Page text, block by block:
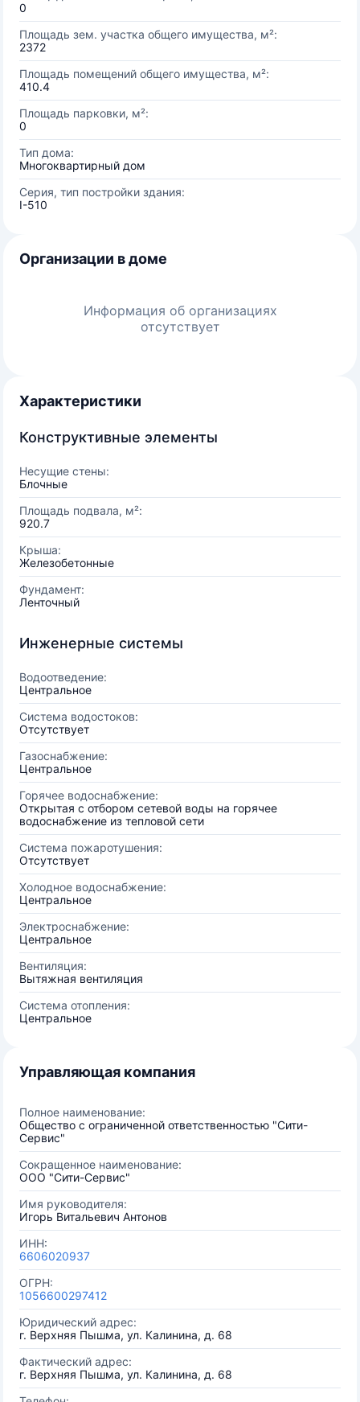
0
Площадь зем. участка общего имущества, м²:
2372
Площадь помещений общего имущества, м²:
410.4
Площадь парковки, м²:
0
Тип дома:
Многоквартирный дом
Серия, тип постройки здания:
I-510
Организации в доме
Информация об организациях
отсутствует
Характеристики
Конструктивные элементы
Несущие стены:
Блочные
Площадь подвала, м²:
920.7
Крыша:
Железобетонные
Фундамент:
Ленточный
Инженерные системы
Водоотведение:
Центральное
Система водостоков:
Отсутствует
Газоснабжение:
Центральное
Горячее водоснабжение:
Открытая с отбором сетевой воды на горячее
водоснабжение из тепловой сети
Система пожаротушения:
Отсутствует
Холодное водоснабжение:
Центральное
Электроснабжение:
Центральное
Вентиляция:
Вытяжная вентиляция
Система отопления:
Центральное
Управляющая компания
Полное наименование:
Общество с ограниченной ответственностью "Сити-
Сервис"
Сокращенное наименование:
ООО "Сити-Сервис"
Имя руководителя:
Игорь Витальевич Антонов
ИНН:
6606020937
ОГРН:
1056600297412
Юридический адрес:
г. Верхняя Пышма, ул. Калинина, д. 68
Фактический адрес:
г. Верхняя Пышма, ул. Калинина, д. 68